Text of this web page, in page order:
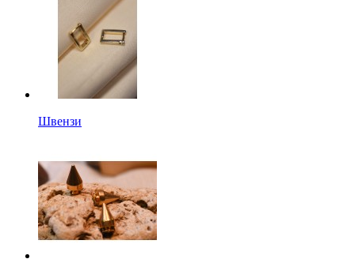
Швензи